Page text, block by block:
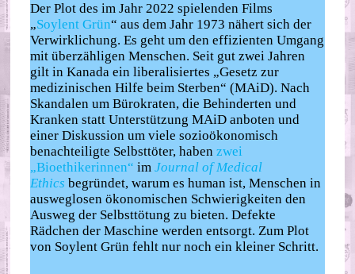
Der Plot des im Jahr 2022 spielenden Films
„Soylent Grün“ aus dem Jahr 1973 nähert sich der
Verwirklichung. Es geht um den effizienten Umgang
mit überzähligen Menschen. Seit gut zwei Jahren
gilt in Kanada ein liberalisiertes „Gesetz zur
medizinischen Hilfe beim Sterben“ (MAiD). Nach
Skandalen um Bürokraten, die Behinderten und
Kranken statt Unterstützung MAiD anboten und
einer Diskussion um viele sozioökonomisch
benachteiligte Selbsttöter, habenzwei
„Bioethikerinnen“ imJournal of Medical
Ethics begründet, warum es human ist, Menschen in
ausweglosen ökonomischen Schwierigkeiten den
Ausweg der Selbsttötung zu bieten. Defekte
Rädchen der Maschine werden entsorgt. Zum Plot
von Soylent Grün fehlt nur noch ein kleiner Schritt.